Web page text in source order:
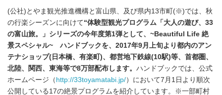
(公社)とやま観光推進機構と富山県、及び県内13市町(※)では、秋
の行楽シーズンに向けて“体験型観光プログラム「大人の遊び、33
の富山旅。」シリーズの今年度第1弾として、~Beautiful Life 絶
景スペシャル~ ハンドブックを、2017年9月上旬より都内のアン
テナショップ(日本橋、有楽町)、都営地下鉄線(10駅)等、首都圏、
北陸、関西、東海等で8万部配布します。 ハンドブックでは、公式
ホームページ（ http://33toyamatabi.jp/）において7月1日より順次
公開している17の絶景プログラムを紹介しています。※一部町村